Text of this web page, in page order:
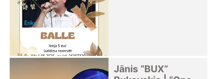
Jānis “BUX”